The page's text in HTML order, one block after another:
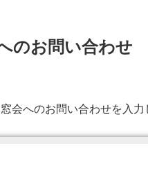
のお問い合わせ
会へのお問い合わせを入力